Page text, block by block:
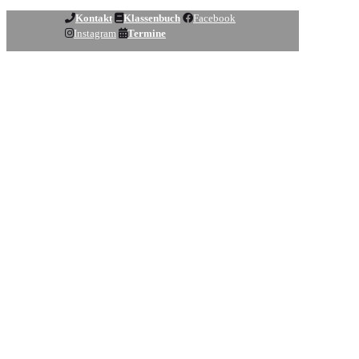
Kontakt Klassenbuch
Facebook
Instagram
Termine